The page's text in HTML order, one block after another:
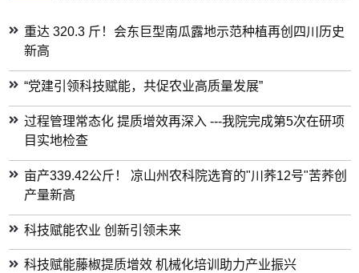
重达 320.3 斤！会东巨型南瓜露地示范种植再创四川历史
新高
“党建引领科技赋能，共促农业高质量发展”
过程管理常态化 提质增效再深入 ---我院完成第5次在研项
目实地检查
亩产339.42公斤！ 凉山州农科院选育的"川荞12号"苦荞创
产量新高
科技赋能农业 创新引领未来
科技赋能藤椒提质增效 机械化培训助力产业振兴